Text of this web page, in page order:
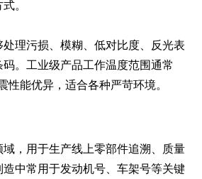
。
理污损、模糊、低对比度、反光表
。工业级产品工作温度范围通常
性能优异，适合各种严苛环境。
，用于生产线上零部件追溯、质量
中常用于发动机号、车架号等关键